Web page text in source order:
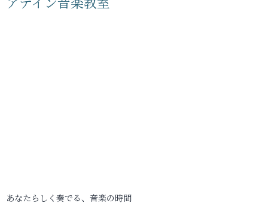
あなたらしく奏でる、音楽の時間